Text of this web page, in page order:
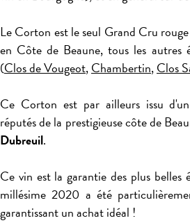
Le Corton est le seul Grand Cru
en Côte de Beaune, tous les
(Clos de Vougeot,Chambertin,Clos
Ce Corton est par ailleurs issu
réputés de la prestigieuse côte de
Dubreuil.
Ce vin est la garantie des plus belles
millésime 2020 a été
garantissant un achat idéal !